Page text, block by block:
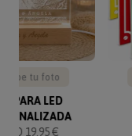
Sube tu foto
LED
19.95 €